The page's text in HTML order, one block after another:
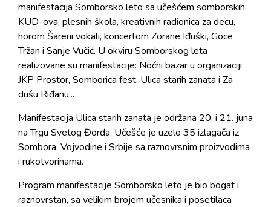
manifestacija Somborsko leto sa učešćem somborskih
KUD-ova, plesnih škola, kreativnih radionica za decu,
horom Šareni vokali, koncertom Zorane Iđuški, Goce
Tržan i Sanje Vučić. U okviru Somborskog leta
realizovane su manifestacije: Noćni bazar u organizaciji
JKP Prostor, Somborica fest, Ulica starih zanata i Za
dušu Riđanu...
Manifestacija Ulica starih zanata je održana 20. i 21. juna
na Trgu Svetog Đorđa. Učešće je uzelo 35 izlagača iz
Sombora, Vojvodine i Srbije sa raznovrsnim proizvodima
i rukotvorinama.
Program manifestacije Somborsko leto je bio bogat i
raznovrstan, sa velikim brojem učesnika i posetilaca